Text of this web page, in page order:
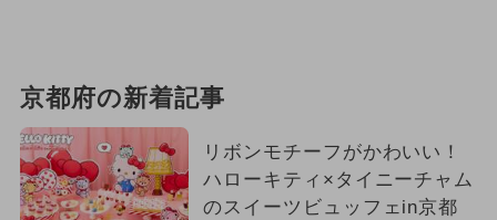
冬休み ご当地グルメ・限定メニュー
2026年6月のイベント
いちごビュッフェ 夏休み（日帰り）
京都府の新着記事
リボンモチーフがかわいい！
ハローキティ×タイニーチャム
のスイーツビュッフェin京都